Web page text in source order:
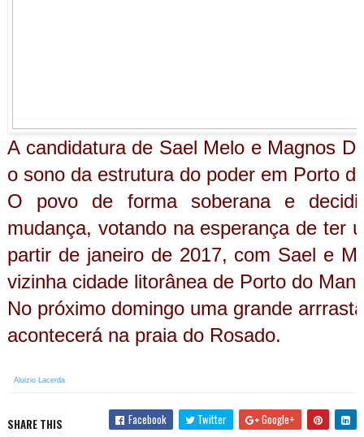
A candidatura de Sael Melo e Magnos
o sono da estrutura do poder em Porto
O povo de forma soberana e
mudança, votando na esperança de ter
partir de janeiro de 2017, com Sael e
vizinha cidade litorânea de Porto do
No próximo domingo uma grande
acontecerá na praia do Rosado.
Aluizio Lacerda
SHARE THIS Facebook Twitter Google+